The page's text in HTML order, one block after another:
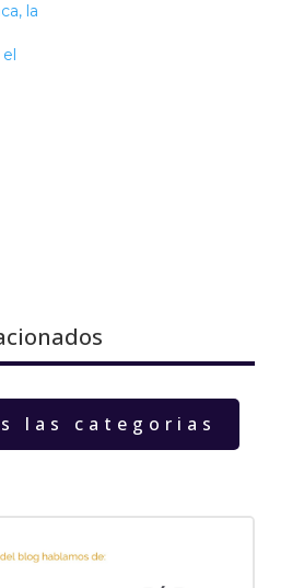
la
las categorias